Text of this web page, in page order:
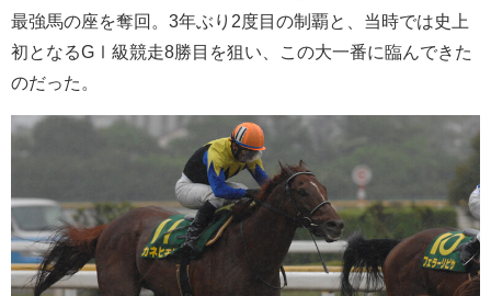
最強馬の座を奪回。3年ぶり2度目の制覇と、当時では史上
初となるGⅠ級競走8勝目を狙い、この大一番に臨んできた
のだった。